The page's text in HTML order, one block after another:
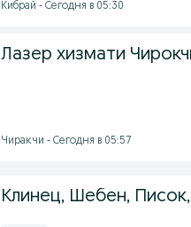
Кибрай - Сегодня в 05:30
Лазер хизмати
Чиракчи - Сегодня в 05:57
Клинец, Шебен, Писок,